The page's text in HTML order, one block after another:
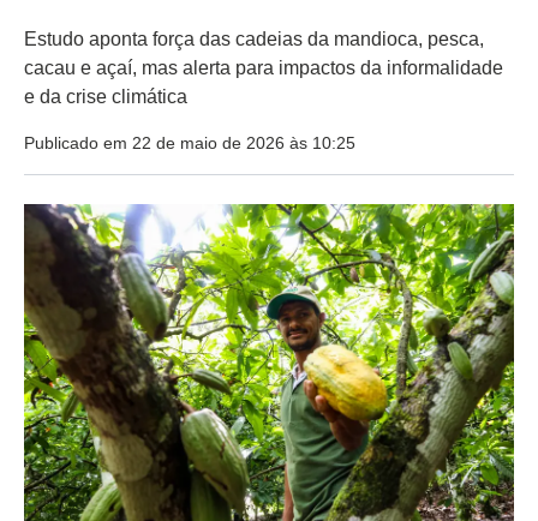
Estudo aponta força das cadeias da mandioca, pesca,
cacau e açaí, mas alerta para impactos da informalidade
e da crise climática
Publicado em 22 de maio de 2026 às 10:25